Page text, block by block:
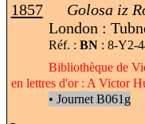
1857
Golosa iz
London :
Réf. : BN: 8-Y2-
Bibliothèque de
en lettres d'or : A Victor
• Journet B061g